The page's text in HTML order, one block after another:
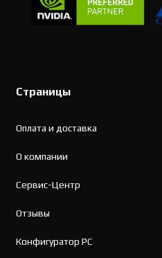
Страницы
Оплата и доставка
О компании
Сервис-Центр
Отзывы
Конфигуратор PC